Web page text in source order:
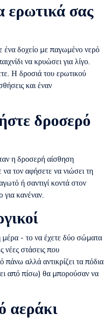
ερωτικά σας
ένα δοχείο με παγωμένο νερό
να κρυώσει για λίγο.
Η δροσιά του ερωτικού
και έναν
δροσερό
η δροσερή αίσθηση
τον αφήσετε να νιώσει τη
ή σαντιγί κοντά στον
για κανέναν.
μέρα - το να έχετε δύο σώματα
στάσεις που
αλλά αντικρίζει τα πόδια
από πίσω) θα μπορούσαν να
αεράκι